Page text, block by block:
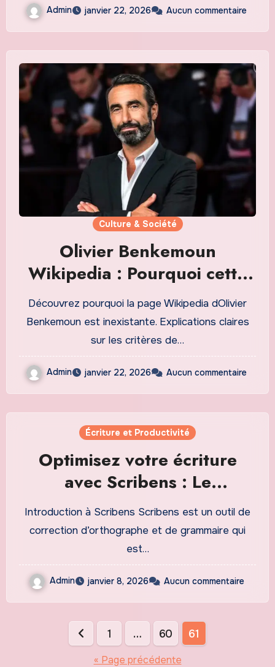
Admin janvier 22, 2026 Aucun commentaire
Culture & Société
Olivier Benkemoun
Wikipedia : Pourquoi cette
page nexiste pas et où
trouver des informations
fiables
Découvrez pourquoi la page Wikipedia dOlivier
Benkemoun est inexistante. Explications claires
sur les critères de…
Admin janvier 22, 2026 Aucun commentaire
Écriture et Productivité
Optimisez votre écriture
avec Scribens : Le
correcteur d’orthographe et
de grammaire ultime
Introduction à Scribens Scribens est un outil de
correction d’orthographe et de grammaire qui
est…
Admin janvier 8, 2026 Aucun commentaire
Pagination
1 … 60 61
« Page précédente